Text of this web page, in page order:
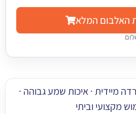
המלא
· איכות שמע גבוהה ·
וביתי